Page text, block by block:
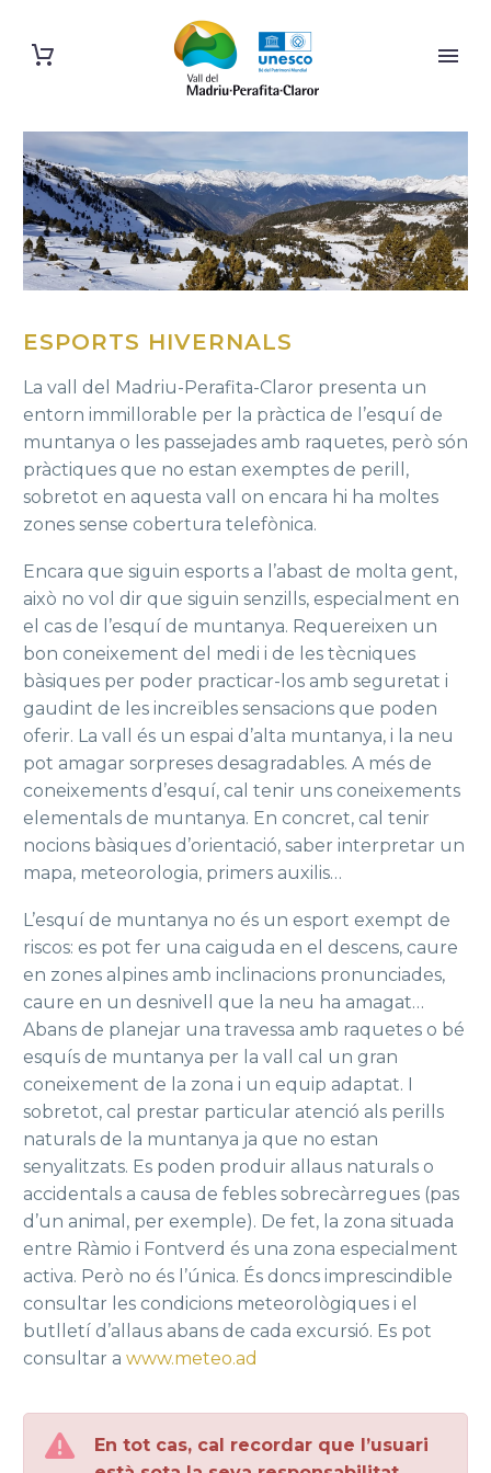
ESPORTS HIVERNALS
La vall del Madriu-Perafita-Claror presenta un
entorn immillorable per la pràctica de l’esquí de
muntanya o les passejades amb raquetes, però són
pràctiques que no estan exemptes de perill,
sobretot en aquesta vall on encara hi ha moltes
zones sense cobertura telefònica.
Encara que siguin esports a l’abast de molta gent,
això no vol dir que siguin senzills, especialment en
el cas de l’esquí de muntanya. Requereixen un
bon coneixement del medi i de les tècniques
bàsiques per poder practicar-los amb seguretat i
gaudint de les increïbles sensacions que poden
oferir. La vall és un espai d’alta muntanya, i la neu
pot amagar sorpreses desagradables. A més de
coneixements d’esquí, cal tenir uns coneixements
elementals de muntanya. En concret, cal tenir
nocions bàsiques d’orientació, saber interpretar un
mapa, meteorologia, primers auxilis…
L’esquí de muntanya no és un esport exempt de
riscos: es pot fer una caiguda en el descens, caure
en zones alpines amb inclinacions pronunciades,
caure en un desnivell que la neu ha amagat…
Abans de planejar una travessa amb raquetes o bé
esquís de muntanya per la vall cal un gran
coneixement de la zona i un equip adaptat. I
sobretot, cal prestar particular atenció als perills
naturals de la muntanya ja que no estan
senyalitzats. Es poden produir allaus naturals o
accidentals a causa de febles sobrecàrregues (pas
d’un animal, per exemple). De fet, la zona situada
entre Ràmio i Fontverd és una zona especialment
activa. Però no és l’única. És doncs imprescindible
consultar les condicions meteorològiques i el
butlletí d’allaus abans de cada excursió. Es pot
consultar a www.meteo.ad
En tot cas, cal recordar que l’usuari